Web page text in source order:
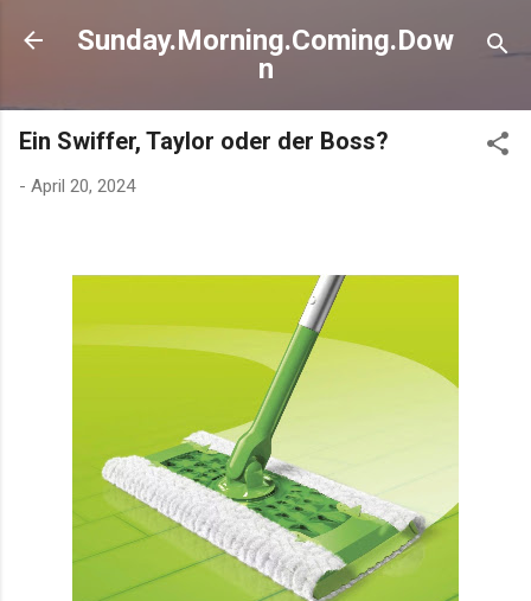
Direkt zum Hauptbereich
Sunday.Morning.Coming.Dow
n
Ein Swiffer, Taylor oder der Boss?
- April 20, 2024